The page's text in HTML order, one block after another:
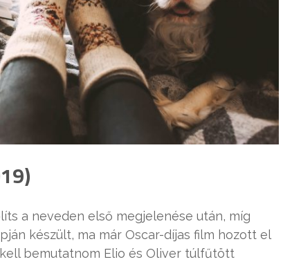
a neveden első megjelenése után, míg
készült, ma már Oscar-díjas film hozott el
bemutatnom Elio és Oliver túlfűtött